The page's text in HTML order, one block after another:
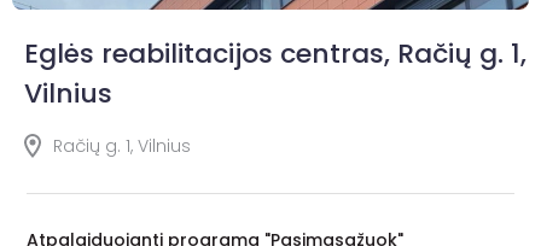
Eglės reabilitacijos centras, Račių g. 1,
Vilnius
Račių g. 1, Vilnius
Atpalaiduojanti programa "Pasimasažuok"